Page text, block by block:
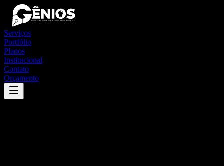
Serviços
Portfólio
Planos
Institucional
Contato
Orçamento